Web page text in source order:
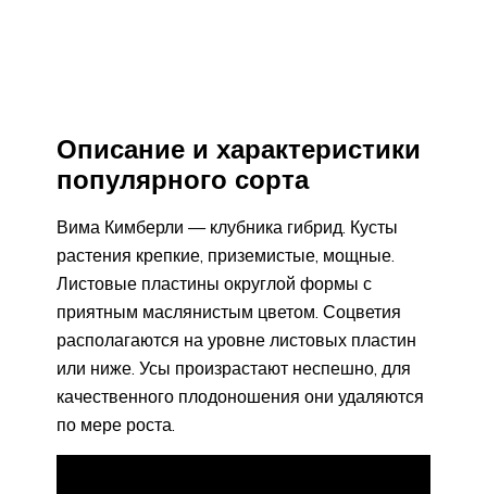
Описание и характеристики
популярного сорта
Вима Кимберли — клубника гибрид. Кусты
растения крепкие, приземистые, мощные.
Листовые пластины округлой формы с
приятным маслянистым цветом. Соцветия
располагаются на уровне листовых пластин
или ниже. Усы произрастают неспешно, для
качественного плодоношения они удаляются
по мере роста.